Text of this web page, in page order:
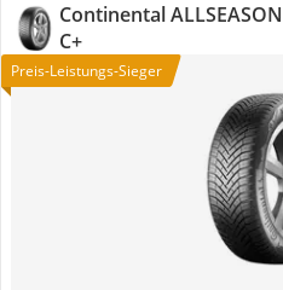
Continental
C+
Preis-Leistungs-Sieger